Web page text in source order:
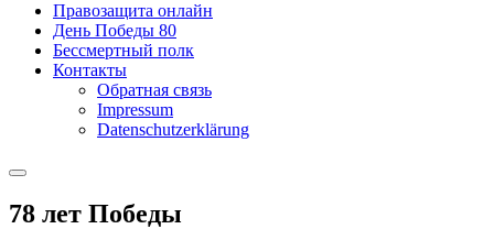
Правозащита онлайн
День Победы 80
Бессмертный полк
Контакты
Обратная связь
Impressum
Datenschutzerklärung
78 лет Победы